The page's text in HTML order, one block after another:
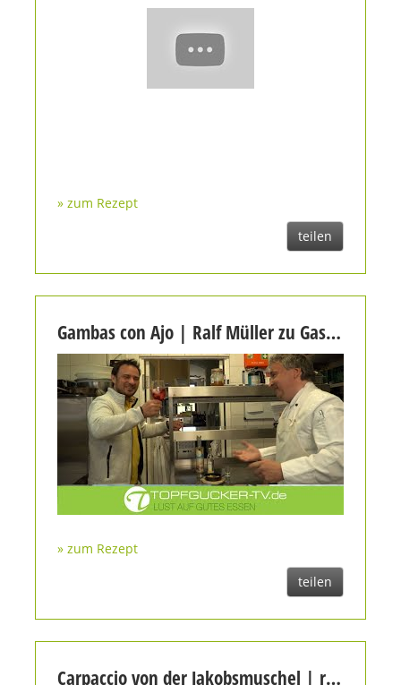
» zum Rezept
teilen
Gambas con Ajo | Ralf Müller zu Gast bei Daniel Fischer | Elbegeist - Cocktail Topfgucker-TV
» zum Rezept
teilen
Carpaccio von der Jakobsmuschel | rote Bete | Korallencreme | Louis Linster